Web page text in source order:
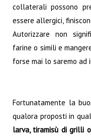
collaterali possono
essere allergici,
Autorizzare non
farine o simili e
forse mai lo saremo
Fortunatamente la
qualora proposti in
larva, tiramisù di grilli